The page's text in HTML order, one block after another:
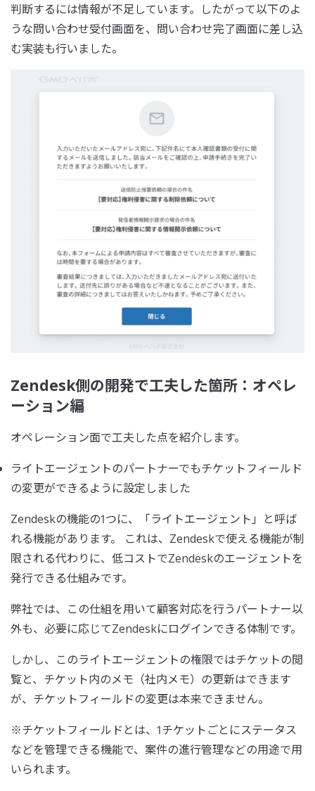
判断するには情報が不足しています。したがって以下のよ
うな問い合わせ受付画面を、問い合わせ完了画面に差し込
む実装も行いました。
Zendesk側の開発で工夫した箇所：オペレ
ーション編
オペレーション面で工夫した点を紹介します。
ライトエージェントのパートナーでもチケットフィールド
の変更ができるように設定しました
Zendeskの機能の1つに、「ライトエージェント」と呼ば
れる機能があります。 これは、Zendeskで使える機能が制
限される代わりに、低コストでZendeskのエージェントを
発行できる仕組みです。
弊社では、この仕組を用いて顧客対応を行うパートナー以
外も、必要に応じてZendeskにログインできる体制です。
しかし、このライトエージェントの権限ではチケットの閲
覧と、チケット内のメモ（社内メモ）の更新はできます
が、チケットフィールドの変更は本来できません。
※チケットフィールドとは、1チケットごとにステータス
などを管理できる機能で、案件の進行管理などの用途で用
いられます。